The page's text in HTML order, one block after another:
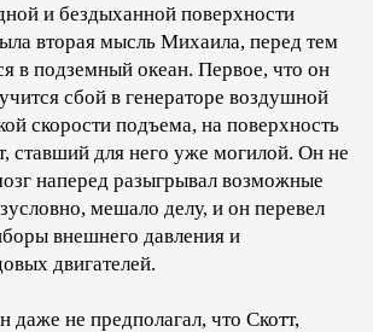
и бездыханной поверхности
вторая мысль Михаила, перед тем
в подземный океан. Первое, что он
сбой в генераторе воздушной
скорости подъема, на поверхность
ставший для него уже могилой. Он не
наперед разыгрывал возможные
мешало делу, и он перевел
внешнего давления и
двигателей.
даже не предполагал, что Скотт,